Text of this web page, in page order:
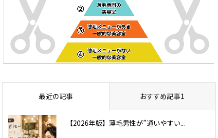
最近の記事 おすすめ記事1
【2026年版】薄毛男性が”通いやすい...